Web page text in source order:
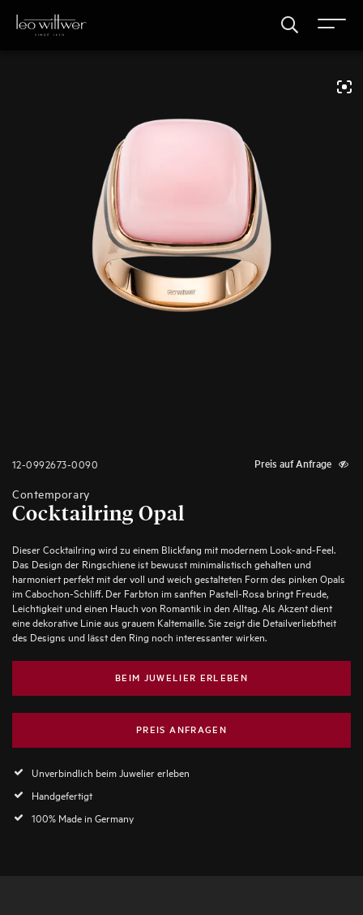
12-0992673-0090 Preis auf Anfrage
Contemporary
Cocktailring Opal
Dieser Cocktailring wird zu einem Blickfang mit modernem Look-and-Feel.
Das Design der Ringschiene ist bewusst minimalistisch gehalten und
harmoniert perfekt mit der voll und weich gestalteten Form des pinken Opals
im Cabochon-Schliff. Der Farbton im sanften Pastell-Rosa bringt Freude,
Leichtigkeit und einen Hauch von Romantik in den Alltag. Als Akzent dient
eine dekorative Linie aus grauem Kaltemaille. Sie zeigt die Detailverliebtheit
des Designs und lässt den Ring noch interessanter wirken.
BEIM JUWELIER ERLEBEN
PREIS ANFRAGEN
Unverbindlich beim Juwelier erleben
Handgefertigt
100% Made in Germany